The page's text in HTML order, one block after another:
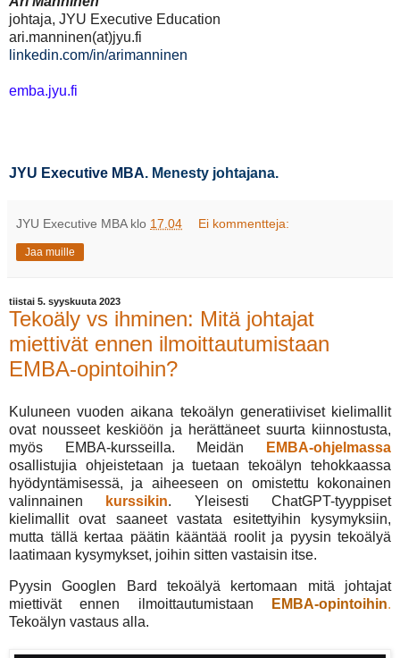
johtaja, JYU Executive Education
ari.manninen(at)jyu.fi
linkedin.com/in/arimanninen
emba.jyu.fi
JYU Executive MBA. Menesty johtajana.
JYU Executive MBA klo 17.04 Ei kommentteja:
Jaa muille
tiistai 5. syyskuuta 2023
Tekoäly vs ihminen: Mitä johtajat
miettivät ennen ilmoittautumistaan
EMBA-opintoihin?
Kuluneen vuoden aikana tekoälyn generatiiviset kielimallit
ovat nousseet keskiöön ja herättäneet suurta kiinnostusta,
myös EMBA-kursseilla. Meidän
EMBA-ohjelmassa
osallistujia ohjeistetaan ja tuetaan tekoälyn tehokkaassa
hyödyntämisessä, ja aiheeseen on omistettu kokonainen
valinnainen
kurssikin. Yleisesti ChatGPT-tyyppiset
kielimallit ovat saaneet vastata esitettyihin kysymyksiin,
mutta tällä kertaa päätin kääntää roolit ja pyysin tekoälyä
laatimaan kysymykset, joihin sitten vastaisin itse.
Pyysin Googlen Bard tekoälyä kertomaan mitä johtajat
miettivät ennen ilmoittautumistaan
EMBA-opintoihin.
Tekoälyn vastaus alla.